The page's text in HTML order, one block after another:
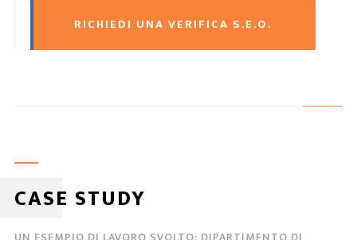
RICHIEDI UNA VERIFICA S.E.O.
CASE STUDY